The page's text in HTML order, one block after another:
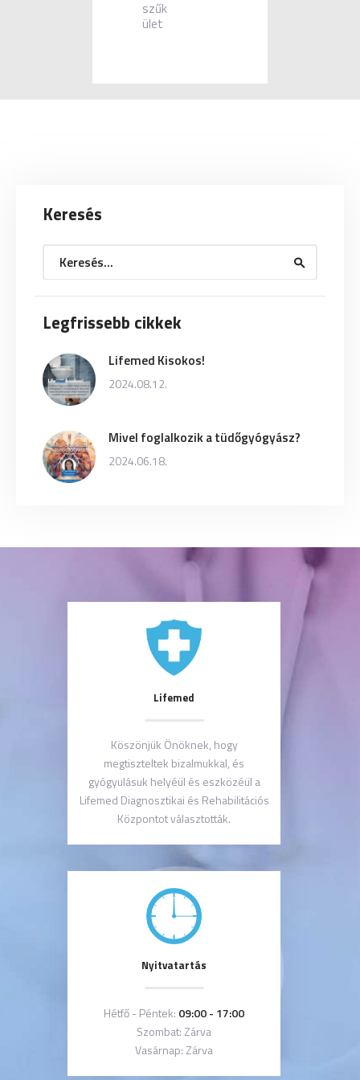
szűk
ület
Keresés
Keresés:
Legfrissebb cikkek
Lifemed Kisokos!
2024.08.12.
Mivel foglalkozik a tüdőgyógyász?
2024.06.18.
Lifemed
Köszönjük Önöknek, hogy
megtiszteltek bizalmukkal, és
gyógyulásuk helyéül és eszközéül a
Lifemed Diagnosztikai és Rehabilitációs
Központot választották.
Nyitvatartás
Hétfő - Péntek: 09:00 - 17:00
Szombat: Zárva
Vasárnap: Zárva